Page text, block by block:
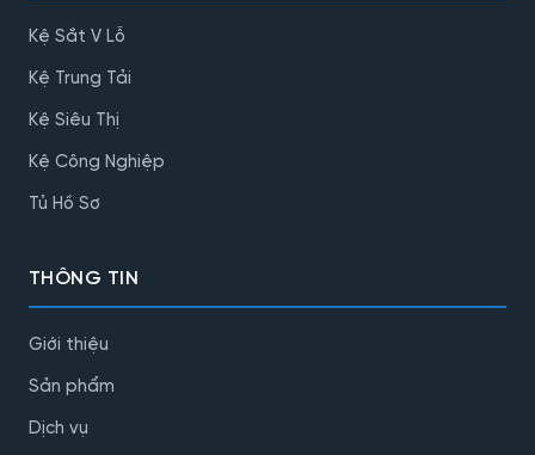
Kệ Sắt V Lỗ
Kệ Trung Tải
Kệ Siêu Thị
Kệ Công Nghiệp
Tủ Hồ Sơ
THÔNG TIN
Giới thiệu
Sản phẩm
Dịch vụ